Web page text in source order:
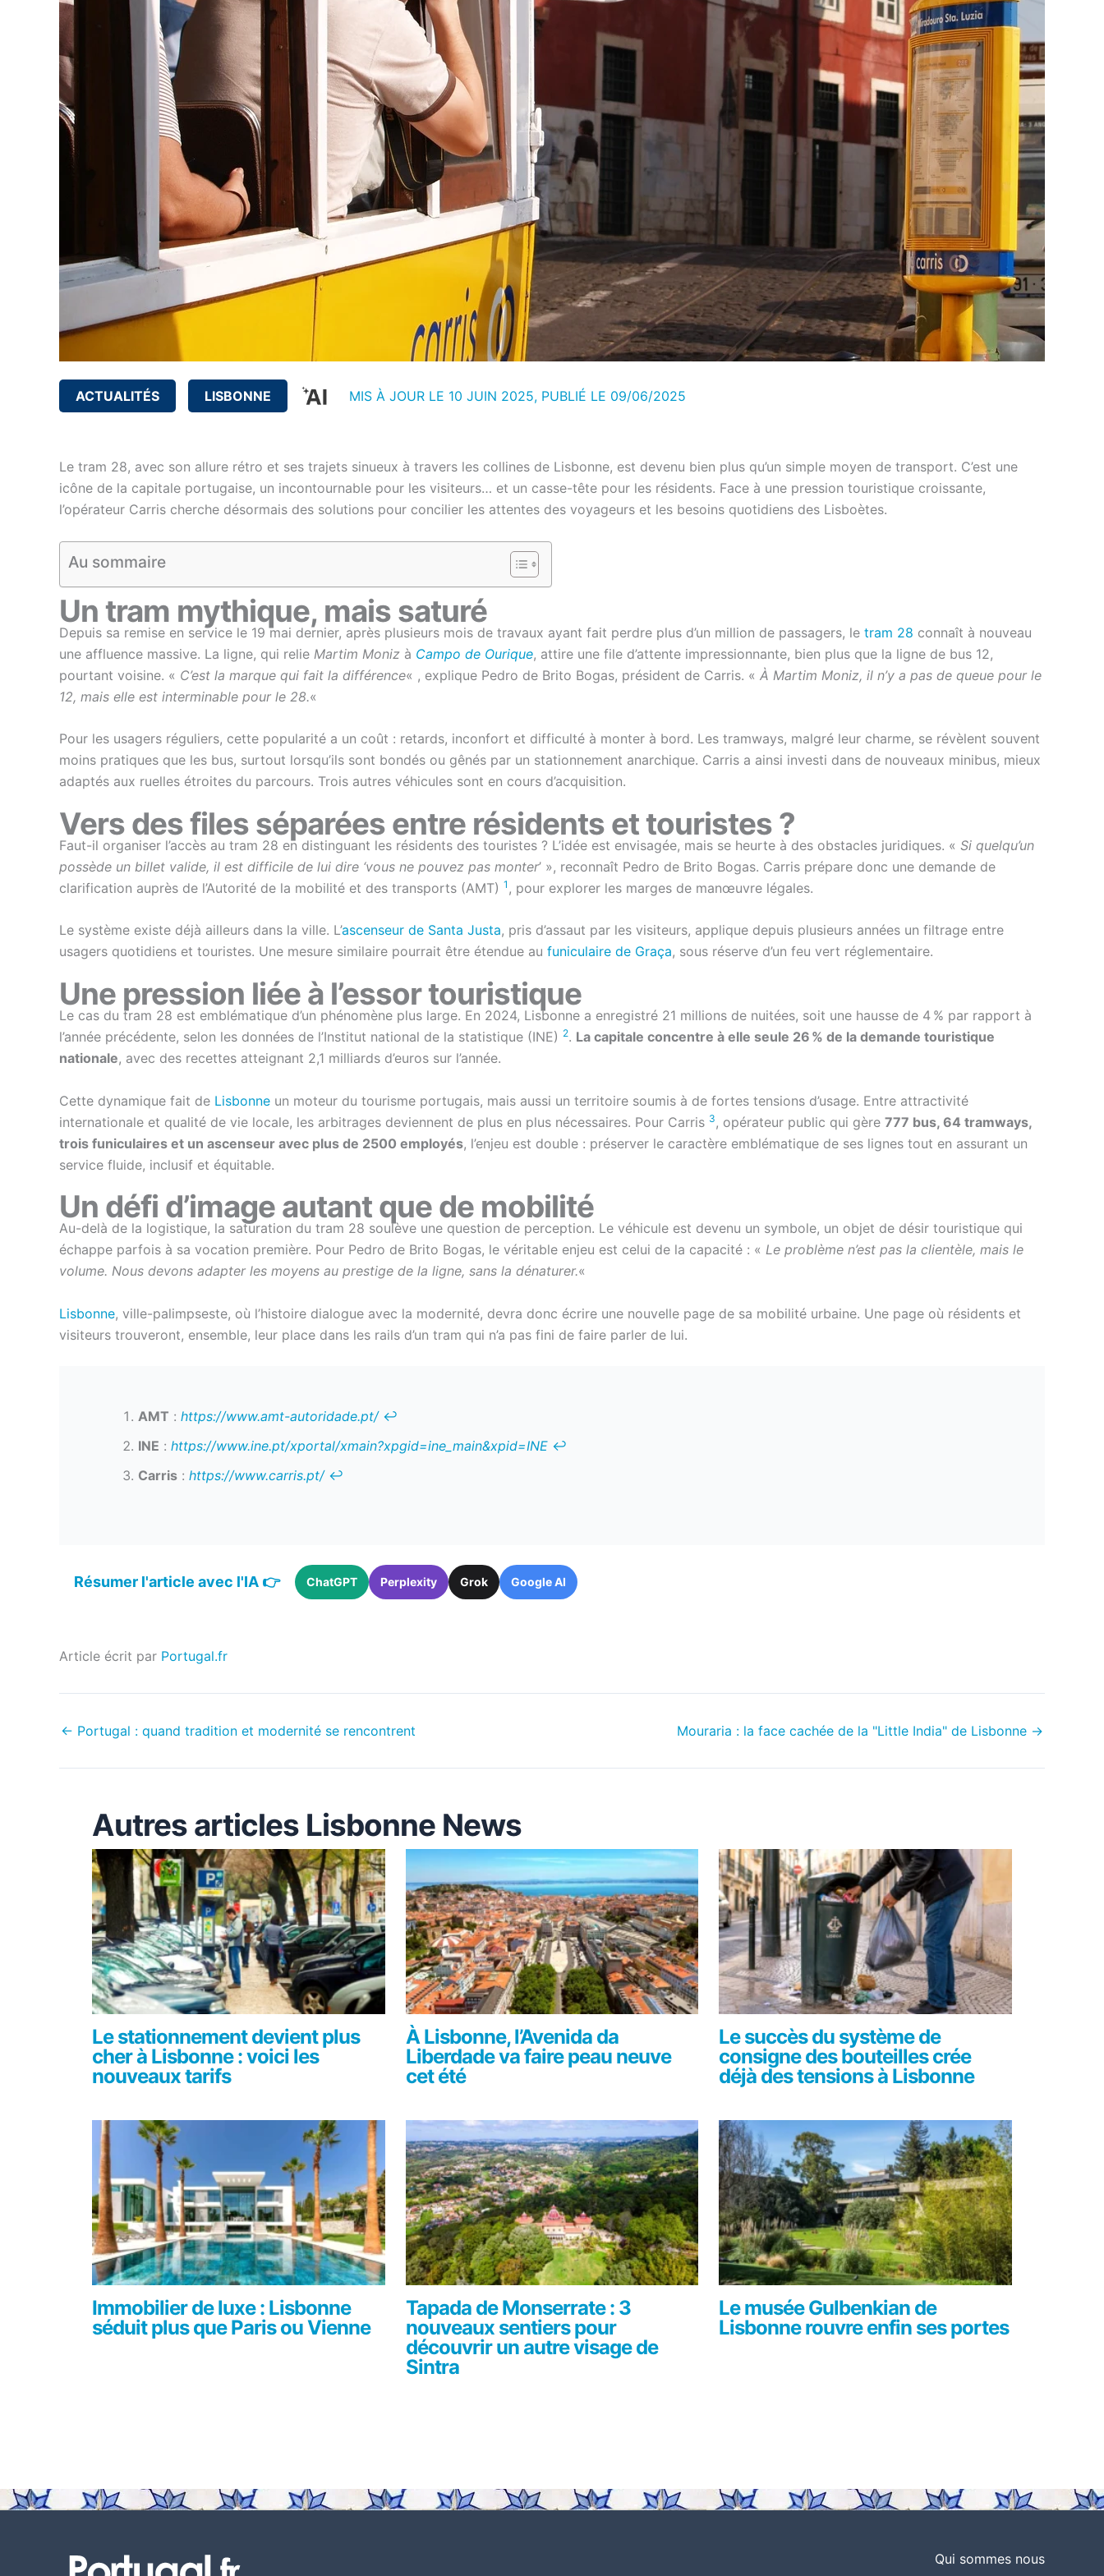
ACTUALITÉS LISBONNE MIS À JOUR LE 10 JUIN 2025, PUBLIÉ LE 09/06/2025
Le tram 28, avec son allure rétro et ses trajets sinueux à travers les collines de Lisbonne, est devenu bien plus qu’un simple moyen de transport. C’est une
icône de la capitale portugaise, un incontournable pour les visiteurs… et un casse-tête pour les résidents. Face à une pression touristique croissante,
l’opérateur Carris cherche désormais des solutions pour concilier les attentes des voyageurs et les besoins quotidiens des Lisboètes.
Au sommaire
Un tram mythique, mais saturé
Depuis sa remise en service le 19 mai dernier, après plusieurs mois de travaux ayant fait perdre plus d’un million de passagers, le tram 28 connaît à nouveau
une affluence massive. La ligne, qui relie Martim Moniz à Campo de Ourique, attire une file d’attente impressionnante, bien plus que la ligne de bus 12,
pourtant voisine. « C’est la marque qui fait la différence« , explique Pedro de Brito Bogas, président de Carris. « À Martim Moniz, il n’y a pas de queue pour le
12, mais elle est interminable pour le 28.«
Pour les usagers réguliers, cette popularité a un coût : retards, inconfort et difficulté à monter à bord. Les tramways, malgré leur charme, se révèlent souvent
moins pratiques que les bus, surtout lorsqu’ils sont bondés ou gênés par un stationnement anarchique. Carris a ainsi investi dans de nouveaux minibus, mieux
adaptés aux ruelles étroites du parcours. Trois autres véhicules sont en cours d’acquisition.
Vers des files séparées entre résidents et touristes ?
Faut-il organiser l’accès au tram 28 en distinguant les résidents des touristes ? L’idée est envisagée, mais se heurte à des obstacles juridiques. « Si quelqu’un
possède un billet valide, il est difficile de lui dire ‘vous ne pouvez pas monter’ », reconnaît Pedro de Brito Bogas. Carris prépare donc une demande de
clarification auprès de l’Autorité de la mobilité et des transports (AMT) 1 , pour explorer les marges de manœuvre légales.
Le système existe déjà ailleurs dans la ville. L’ascenseur de Santa Justa, pris d’assaut par les visiteurs, applique depuis plusieurs années un filtrage entre
usagers quotidiens et touristes. Une mesure similaire pourrait être étendue au funiculaire de Graça, sous réserve d’un feu vert réglementaire.
Une pression liée à l’essor touristique
Le cas du tram 28 est emblématique d’un phénomène plus large. En 2024, Lisbonne a enregistré 21 millions de nuitées, soit une hausse de 4 % par rapport à
l’année précédente, selon les données de l’Institut national de la statistique (INE) 2. La capitale concentre à elle seule 26 % de la demande touristique
nationale, avec des recettes atteignant 2,1 milliards d’euros sur l’année.
Cette dynamique fait de Lisbonne un moteur du tourisme portugais, mais aussi un territoire soumis à de fortes tensions d’usage. Entre attractivité
internationale et qualité de vie locale, les arbitrages deviennent de plus en plus nécessaires. Pour Carris 3 , opérateur public qui gère 777 bus, 64 tramways,
trois funiculaires et un ascenseur avec plus de 2500 employés, l’enjeu est double : préserver le caractère emblématique de ses lignes tout en assurant un
service fluide, inclusif et équitable.
Un défi d’image autant que de mobilité
Au-delà de la logistique, la saturation du tram 28 soulève une question de perception. Le véhicule est devenu un symbole, un objet de désir touristique qui
échappe parfois à sa vocation première. Pour Pedro de Brito Bogas, le véritable enjeu est celui de la capacité : « Le problème n’est pas la clientèle, mais le
volume. Nous devons adapter les moyens au prestige de la ligne, sans la dénaturer.«
Lisbonne, ville-palimpseste, où l’histoire dialogue avec la modernité, devra donc écrire une nouvelle page de sa mobilité urbaine. Une page où résidents et
visiteurs trouveront, ensemble, leur place dans les rails d’un tram qui n’a pas fini de faire parler de lui.
AMT : https://www.amt-autoridade.pt/ ↩︎
INE : https://www.ine.pt/xportal/xmain?xpgid=ine_main&xpid=INE ↩︎
Carris : https://www.carris.pt/ ↩︎
Résumer l'article avec l'IA 👉 ChatGPT Perplexity Grok Google AI
Article écrit par Portugal.fr
← Portugal : quand tradition et modernité se rencontrent Mouraria : la face cachée de la "Little India" de Lisbonne →
Autres articles Lisbonne News
Le stationnement devient plus
cher à Lisbonne : voici les
nouveaux tarifs
À Lisbonne, l’Avenida da
Liberdade va faire peau neuve
cet été
Le succès du système de
consigne des bouteilles crée
déjà des tensions à Lisbonne
Immobilier de luxe : Lisbonne
séduit plus que Paris ou Vienne
Tapada de Monserrate : 3
nouveaux sentiers pour
découvrir un autre visage de
Sintra
Le musée Gulbenkian de
Lisbonne rouvre enfin ses portes
Qui sommes nous